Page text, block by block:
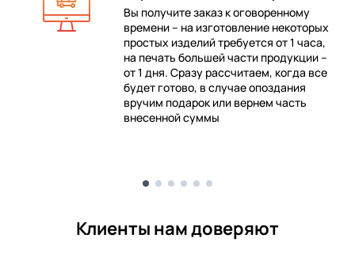
Вы получите заказ к оговоренному
времени – на изготовление некоторых
простых изделий требуется от 1 часа,
на печать большей части продукции –
от 1 дня. Сразу рассчитаем, когда все
будет готово, в случае опоздания
вручим подарок или вернем часть
внесенной суммы
Клиенты нам доверяют